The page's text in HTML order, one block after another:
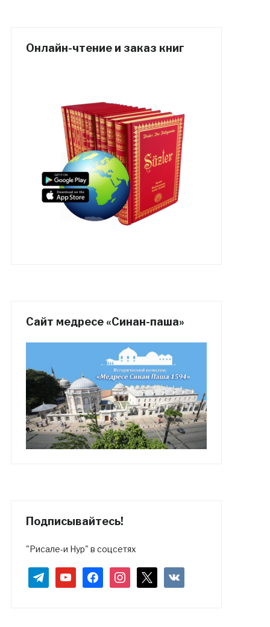
Онлайн-чтение и заказ книг
Сайт медресе «Синан-паша»
Подписывайтесь!
"Рисале-и Нур" в соцсетях
telegramyoutubefacebookinstagram vkontakte